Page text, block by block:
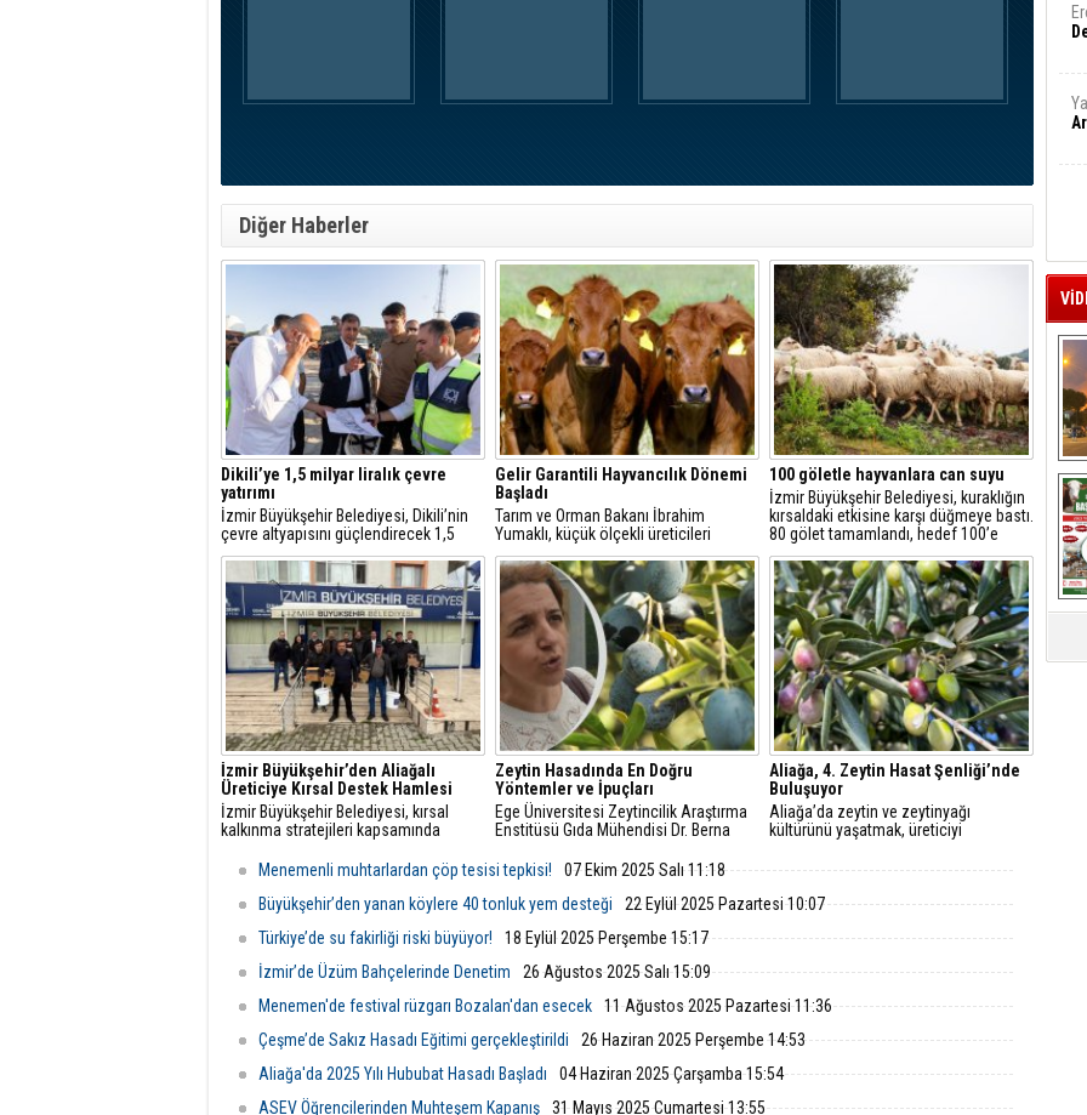
Diğer Haberler
Dikili’ye 1,5 milyar liralık çevre
yatırımı
İzmir Büyükşehir Belediyesi, Dikili’nin
çevre altyapısını güçlendirecek 1,5
milyar liralık yatırımı hayata geçiriyor.
Gelir Garantili Hayvancılık Dönemi
Başladı
Tarım ve Orman Bakanı İbrahim
Yumaklı, küçük ölçekli üreticileri
desteklemek amacıyla "Gelir Garantili
Besicilik Projesi"ni hayata
geçirdiklerini açıkladı.
100 göletle hayvanlara can suyu
İzmir Büyükşehir Belediyesi, kuraklığın
kırsaldaki etkisine karşı düğmeye bastı.
80 gölet tamamlandı, hedef 100’e
çıkarmak. Hem üretici hem yaban
hayatı nefes alacak, göletler
yangınlarda bile kullanılacak.
İzmir Büyükşehir’den Aliağalı
Üreticiye Kırsal Destek Hamlesi
İzmir Büyükşehir Belediyesi, kırsal
kalkınma stratejileri kapsamında
işletmelerine yönelik ekipman ve hijyen
Zeytin Hasadında En Doğru
Yöntemler ve İpuçları
Ege Üniversitesi Zeytincilik Araştırma
Enstitüsü Gıda Mühendisi Dr. Berna
edilmesi gereken en önemli noktalara
dair açıklamalarda bulundu.
Aliağa, 4. Zeytin Hasat Şenliği’nde
Buluşuyor
Aliağa’da zeytin ve zeytinyağı
kültürünü yaşatmak, üreticiyi
Şenliği, 21 Ekim 2025 Salı günü saat
düzenlenecek.
Menemenli muhtarlardan çöp tesisi tepkisi!
07 Ekim 2025 Salı 11:18
Büyükşehir’den yanan köylere 40 tonluk yem desteği
22 Eylül 2025 Pazartesi 10:07
Türkiye’de su fakirliği riski büyüyor!
18 Eylül 2025 Perşembe 15:17
İzmir’de Üzüm Bahçelerinde Denetim
26 Ağustos 2025 Salı 15:09
Menemen'de festival rüzgarı Bozalan'dan esecek
11 Ağustos 2025 Pazartesi 11:36
Çeşme’de Sakız Hasadı Eğitimi gerçekleştirildi
26 Haziran 2025 Perşembe 14:53
Aliağa'da 2025 Yılı Hububat Hasadı Başladı
04 Haziran 2025 Çarşamba 15:54
ASEV Öğrencilerinden Muhteşem Kapanış
31 Mayıs 2025 Cumartesi 13:55